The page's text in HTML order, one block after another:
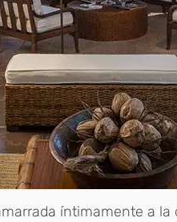
íntimamente a la